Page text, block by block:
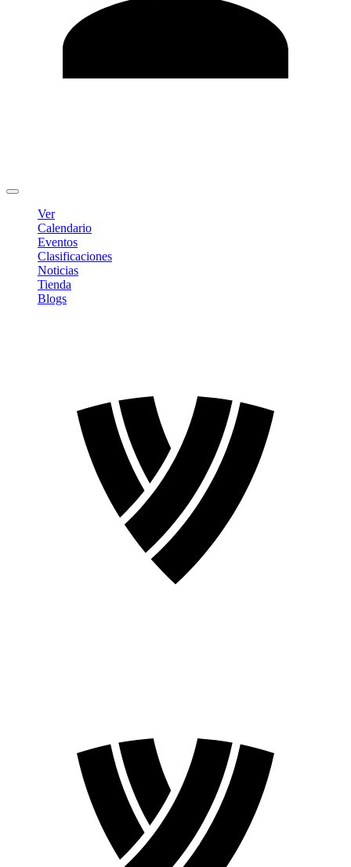
Ver
Calendario
Eventos
Clasificaciones
Noticias
Tienda
Blogs